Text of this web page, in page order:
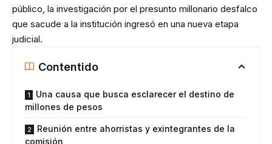
público, la investigación por el presunto millonario desfalco
que sacude a la institución ingresó en una nueva etapa
judicial.
Contentido
Una causa que busca esclarecer el destino de
millones de pesos
Reunión entre ahorristas y exintegrantes de la
comisión